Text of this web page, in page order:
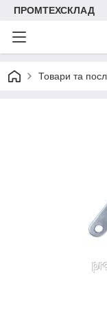
ПРОМТЕХСКЛАД
Товари та